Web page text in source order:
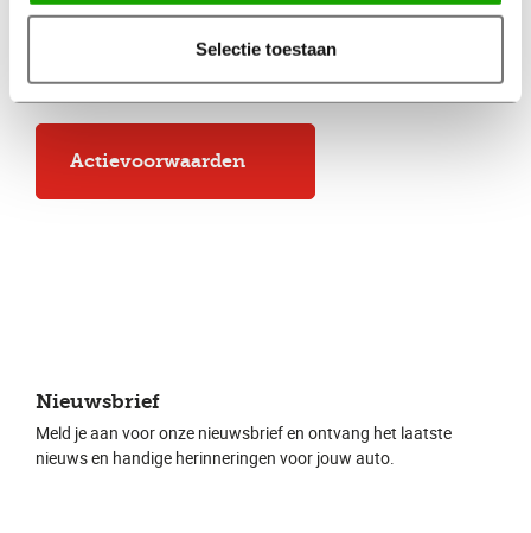
Selectie toestaan
Actievoorwaarden
Nieuwsbrief
Meld je aan voor onze nieuwsbrief en ontvang het laatste
nieuws en handige herinneringen voor jouw auto.